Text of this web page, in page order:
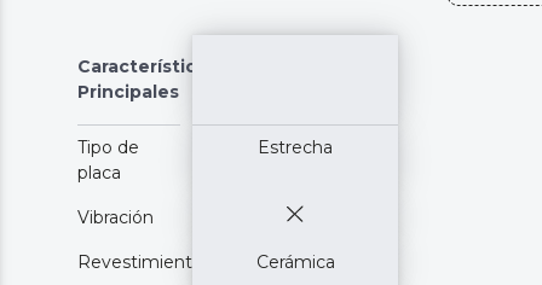
Características
Principales
Tipo de
placa
Estrecha
Vibración
Revestimiento Cerámica